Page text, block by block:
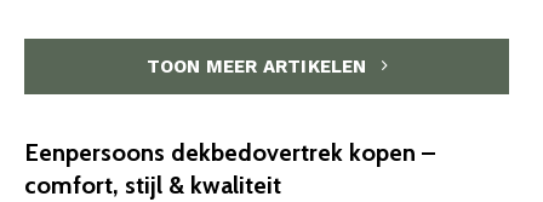
TOON MEER ARTIKELEN
Eenpersoons dekbedovertrek kopen –
comfort, stijl & kwaliteit